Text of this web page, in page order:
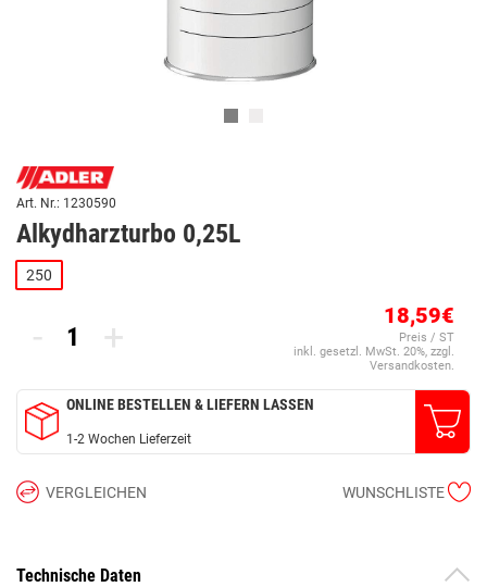
Art. Nr.: 1230590
Alkydharzturbo 0,25L
250
- + 18,59€
Preis / ST
inkl. gesetzl. MwSt. 20%, zzgl.
Versandkosten.
ONLINE BESTELLEN & LIEFERN LASSEN
1-2 Wochen Lieferzeit
VERGLEICHEN WUNSCHLISTE
Technische Daten